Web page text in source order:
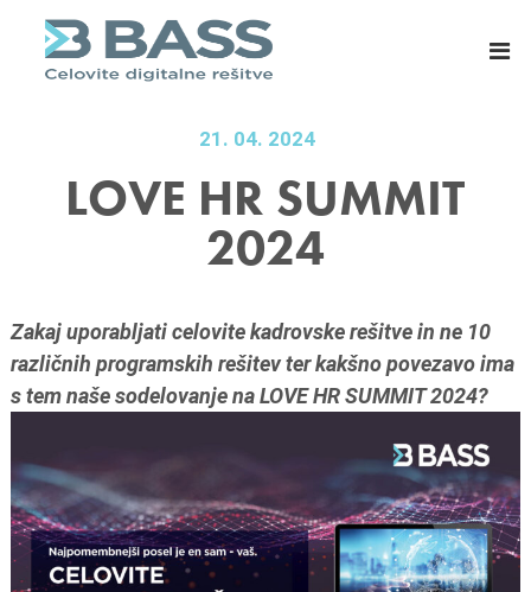
o
.
o
,
C
e
l
t
e
m
z
a
m
a
n
21. 04. 2024
LOVE HR SUMMIT
2024
Zakaj uporabljati celovite kadrovske rešitve in ne 10
različnih programskih rešitev ter kakšno povezavo ima
s tem naše sodelovanje na LOVE HR SUMMIT 2024?